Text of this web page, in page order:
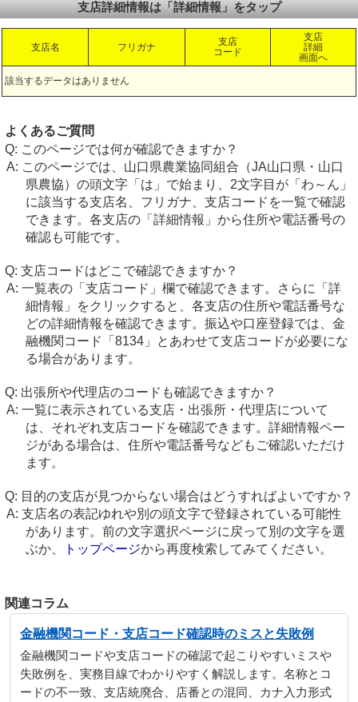
支店詳細情報は「詳細情報」をタップ
支店名 フリガナ
支店
コード
支店
詳細
画面へ
該当するデータはありません
よくあるご質問
このページでは何が確認できますか？
このページでは、山口県農業協同組合（JA山口県・山口
県農協）の頭文字「は」で始まり、2文字目が「わ～ん」
に該当する支店名、フリガナ、支店コードを一覧で確認
できます。各支店の「詳細情報」から住所や電話番号の
確認も可能です。
支店コードはどこで確認できますか？
一覧表の「支店コード」欄で確認できます。さらに「詳
細情報」をクリックすると、各支店の住所や電話番号な
どの詳細情報を確認できます。振込や口座登録では、金
融機関コード「8134」とあわせて支店コードが必要にな
る場合があります。
出張所や代理店のコードも確認できますか？
一覧に表示されている支店・出張所・代理店について
は、それぞれ支店コードを確認できます。詳細情報ペー
ジがある場合は、住所や電話番号などもご確認いただけ
ます。
目的の支店が見つからない場合はどうすればよいですか？
支店名の表記ゆれや別の頭文字で登録されている可能性
があります。前の文字選択ページに戻って別の文字を選
ぶか、
トップページから再度検索してみてください。
関連コラム
金融機関コード・支店コード確認時のミスと失敗例
金融機関コードや支店コードの確認で起こりやすいミスや
失敗例を、実務目線でわかりやすく解説します。名称とコ
ードの不一致、支店統廃合、店番との混同、カナ入力形式